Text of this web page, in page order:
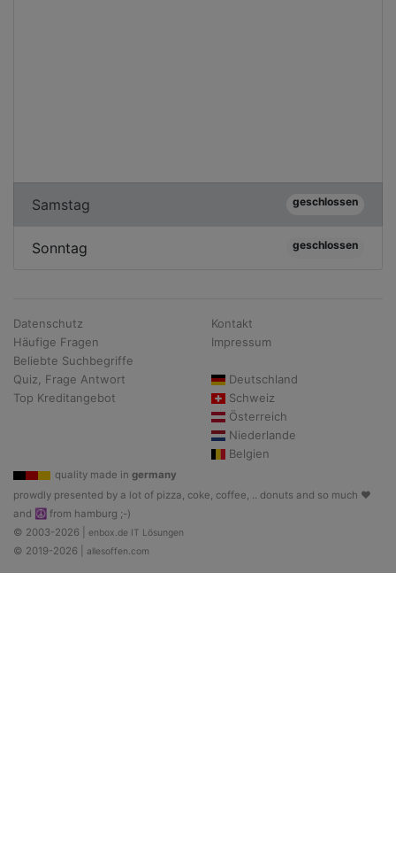
Samstag geschlossen
Sonntag geschlossen
Datenschutz
Häufige Fragen
Beliebte Suchbegriffe
Quiz, Frage Antwort
Top Kreditangebot
Kontakt
Impressum
Deutschland
Schweiz
Österreich
Niederlande
Belgien
quality made in germany
prowdly presented by a lot of pizza, coke, coffee, .. donuts and so much ♥
and ☮ from hamburg ;-)
© 2003-2026 | enbox.de IT Lösungen
© 2019-2026 | allesoffen.com